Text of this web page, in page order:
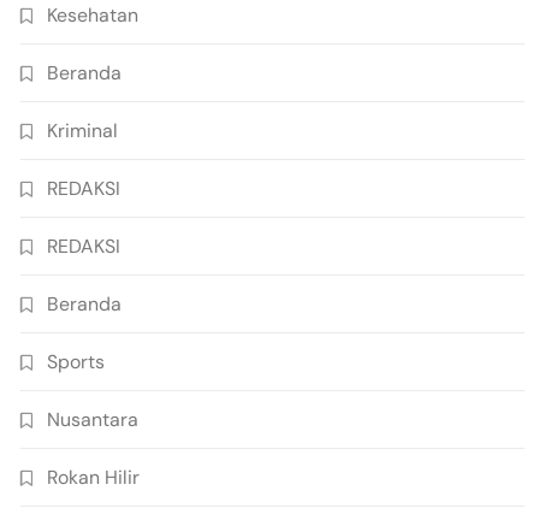
Kesehatan
Beranda
Kriminal
REDAKSI
REDAKSI
Beranda
Sports
Nusantara
Rokan Hilir